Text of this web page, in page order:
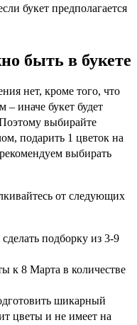
букет предполагается
быть в букете
нет, кроме того, что
иначе букет будет
выбирайте
подарить 1 цветок на
выбирать
от следующих
подборку из 3-9
к 8 Марта в количестве
шикарный
цветы и не имеет на